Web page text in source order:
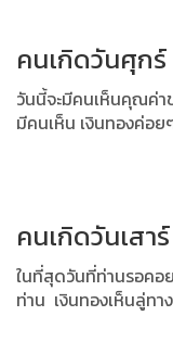
คนเกิดวันศุกร์
วันนี้จะมีคนเห็นคุณค่า
มีคนเห็น เงินทองค่อ
คนเกิดวันเสาร์
ในที่สุดวันที่ท่านรอคอ
ท่าน เงินทองเห็นลู่ทา